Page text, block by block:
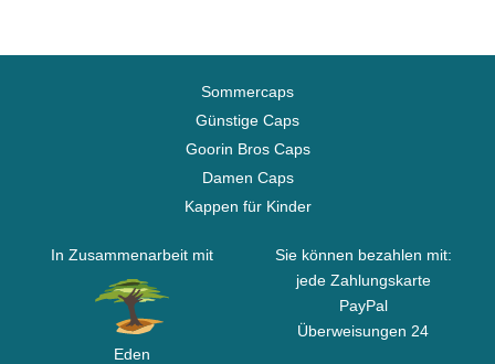
Sommercaps
Günstige Caps
Goorin Bros Caps
Damen Caps
Kappen für Kinder
In Zusammenarbeit mit
Eden
Sie können bezahlen mit:
jede Zahlungskarte
PayPal
Überweisungen 24